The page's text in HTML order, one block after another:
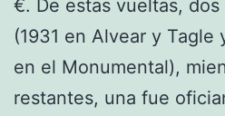
€. De estas vueltas,
(1931 en Alvear y Tagle
en el Monumental),
restantes, una fue